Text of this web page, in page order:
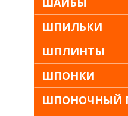
ШПИЛЬКИ
ШПЛИНТЫ
ШПОНКИ